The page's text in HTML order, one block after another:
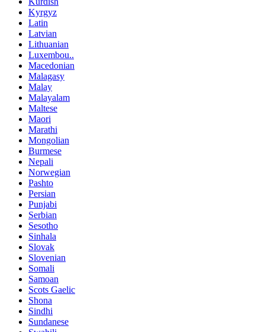
Kyrgyz
Latin
Latvian
Lithuanian
Luxembou..
Macedonian
Malagasy
Malay
Malayalam
Maltese
Maori
Marathi
Mongolian
Burmese
Nepali
Norwegian
Pashto
Persian
Punjabi
Serbian
Sesotho
Sinhala
Slovak
Slovenian
Somali
Samoan
Scots Gaelic
Shona
Sindhi
Sundanese